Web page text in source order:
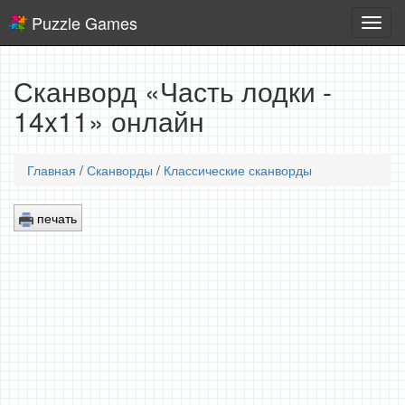
игры
Puzzle Games
Сканворд «Часть лодки -
14x11» онлайн
Главная / Сканворды / Классические сканворды
печать